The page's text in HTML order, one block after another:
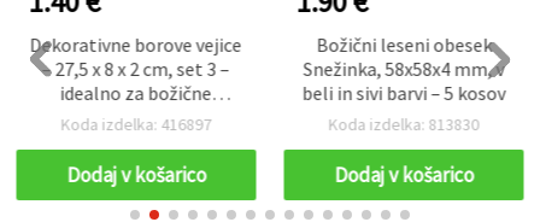
Dekorativne borove vejice
– 27,5 x 8 x 2 cm, set 3 –
idealno za božične
okraske, venčke in
Koda izdelka: 416897
Dodaj v košarico
Božični leseni obesek
Snežinka, 58x58x4 mm, v
beli in sivi barvi – 5 kosov
Koda izdelka: 813830
Dodaj v košarico